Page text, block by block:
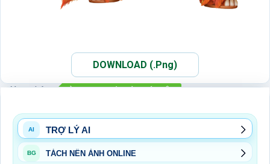
DOWNLOAD (.Png)
Xem thêm:
AI TRỢ LÝ AI
BG TÁCH NỀN ẢNH ONLINE